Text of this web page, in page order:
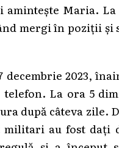
amintește Maria.
mergi în poziții și
2023,
La ora 5
după câteva zile.
au fost dați